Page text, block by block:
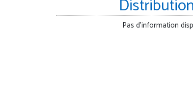
Distribution
Pas d'information